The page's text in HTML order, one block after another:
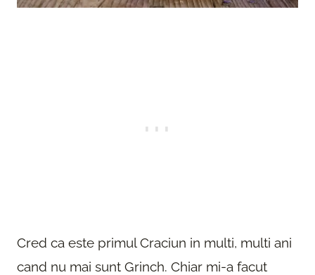
Cred ca este primul Craciun in multi, multi ani
cand nu mai sunt Grinch. Chiar mi-a facut